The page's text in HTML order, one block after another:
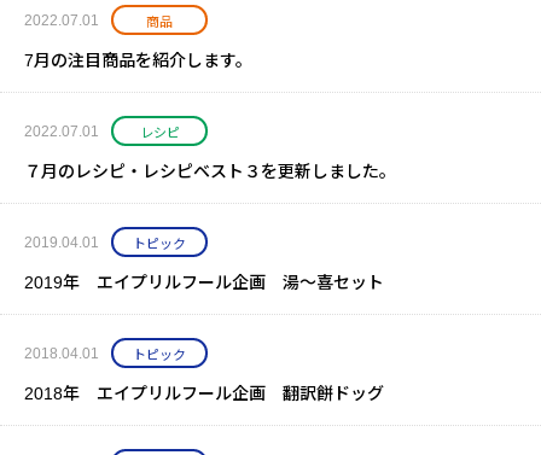
2022.07.01 商品
7月の注目商品を紹介します。
2022.07.01 レシピ
７月のレシピ・レシピベスト３を更新しました。
2019.04.01 トピック
2019年 エイプリルフール企画 湯～喜セット
2018.04.01 トピック
2018年 エイプリルフール企画 翻訳餅ドッグ